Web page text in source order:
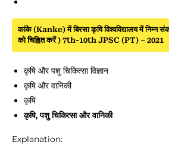
कांके (Kanke) में बिरसा कृषि विश्वविद्यालय में निम्न
को चिह्नित करें ) 7th-10th JPSC (PT) – 2021
कृषि और पशु चिकित्सा विज्ञान
कृषि और वानिकी
कृषि
कृषि, पशु चिकित्सा और वानिकी
Explanation: